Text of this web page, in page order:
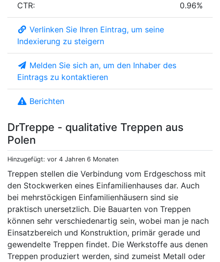
DrTreppe - qualitative Treppen aus
Polen
Hinzugefügt: vor 4 Jahren 6 Monaten
Treppen stellen die Verbindung vom Erdgeschoss mit
den Stockwerken eines Einfamilienhauses dar. Auch
bei mehrstöckigen Einfamilienhäusern sind sie
praktisch unersetzlich. Die Bauarten von Treppen
können sehr verschiedenartig sein, wobei man je nach
Einsatzbereich und Konstruktion, primär gerade und
gewendelte Treppen findet. Die Werkstoffe aus denen
Treppen produziert werden, sind zumeist Metall oder
CTR: 0.96%
Verlinken Sie Ihren Eintrag, um seine
Indexierung zu steigern
Melden Sie sich an, um den Inhaber des
Eintrags zu kontaktieren
Berichten